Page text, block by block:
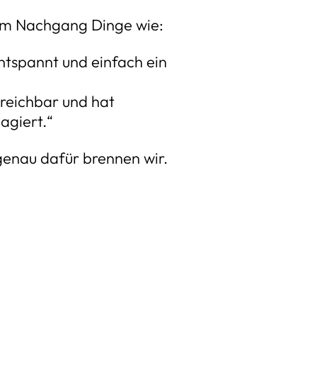
Nachgang Dinge wie:
und einfach ein
und hat
dafür brennen wir.